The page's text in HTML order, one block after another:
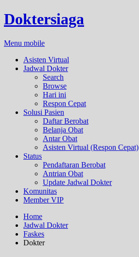
Doktersiaga
Menu mobile
Asisten Virtual
Jadwal Dokter
Search
Browse
Hari ini
Respon Cepat
Solusi Pasien
Daftar Berobat
Belanja Obat
Antar Obat
Asisten Virtual (Respon Cepat)
Status
Pendaftaran Berobat
Antrian Obat
Update Jadwal Dokter
Komunitas
Member VIP
Home
Jadwal Dokter
Faskes
Dokter